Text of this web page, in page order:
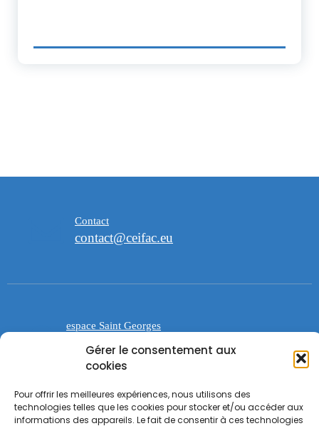
Gérer le consentement aux
cookies
Pour offrir les meilleures expériences, nous utilisons des
technologies telles que les cookies pour stocker et/ou accéder aux
informations des appareils. Le fait de consentir à ces technologies
Contact
contact@ceifac.eu
espace Saint Georges
47 avenue de la Forêt noire 67000
Strasbourg